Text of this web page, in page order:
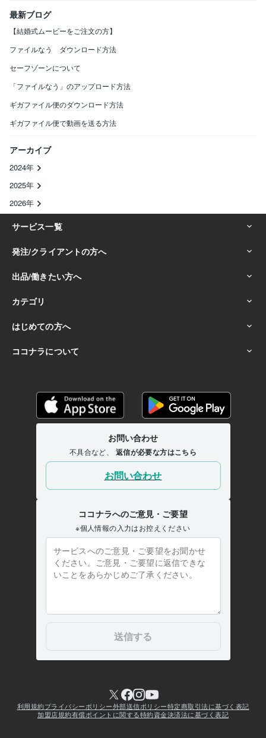
最新ブログ
【結婚式ムービーをご注文の方】
ファイルなう ダウンロード方法
セーフゾーンについて
「ファイルなう」のアップロード方法
ギガファイル便のダウンロード方法
ギガファイル便で動画を送る方法
アーカイブ
2024年
2025年
2026年